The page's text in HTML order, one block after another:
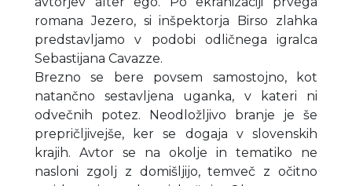
romana Jezero, si inšpektorja Birso zlahka
predstavljamo v podobi odličnega igralca
Sebastijana Cavazze.
Brezno se bere povsem samostojno, kot
natančno sestavljena uganka, v kateri ni
odvečnih potez. Neodložljivo branje je še
prepričljivejše, ker se dogaja v slovenskih
krajih. Avtor se na okolje in tematiko ne
nasloni zgolj z domišljijo, temveč z očitno